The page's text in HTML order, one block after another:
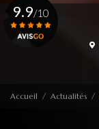
9.9/10
Accueil Actualités